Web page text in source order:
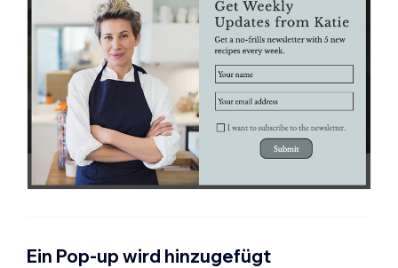
Ein Pop-up wird hinzugefügt